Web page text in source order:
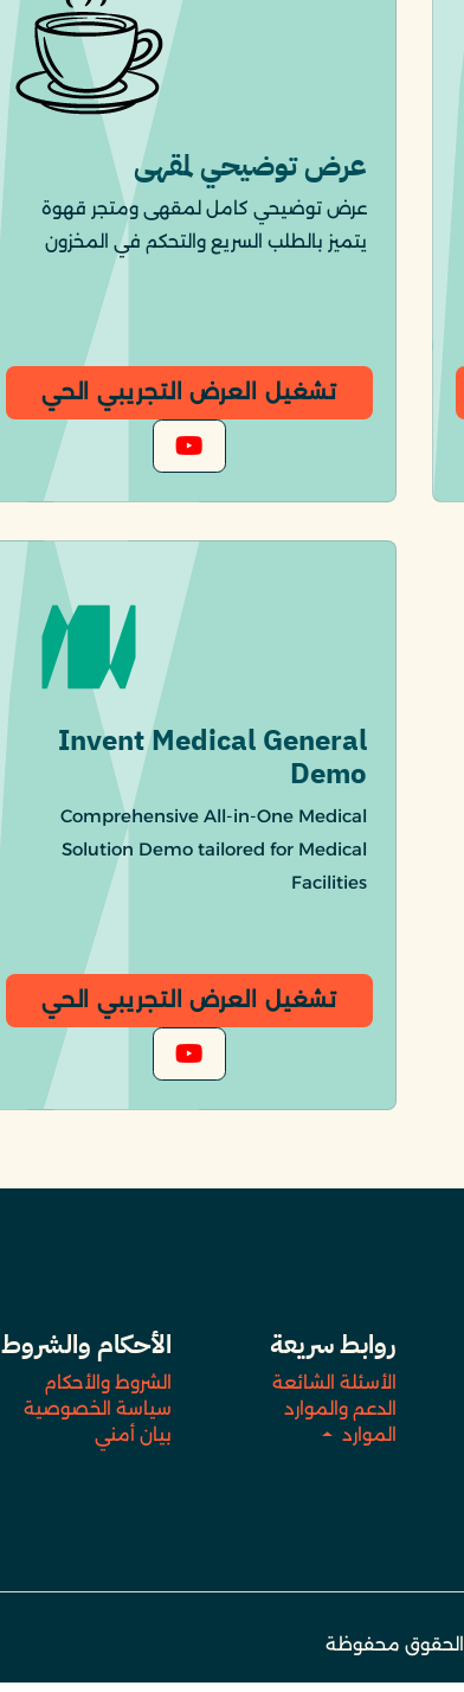
عرض توضيحي لمقهى
عرض توضيحي كامل لمقهى ومتجر قهوة
يتميز بالطلب السريع والتحكم في المخزون
تشغيل العرض التجريبي الحي
Invent Medical General
Demo
Comprehensive All-in-One Medical
Solution Demo tailored for Medical
Facilities
تشغيل العرض التجريبي الحي
روابط سريعة
الأسئلة الشائعة
الدعم والموارد
الموارد
الأحكام والشروط
الشروط والأحكام
سياسة الخصوصية
بيان أمني